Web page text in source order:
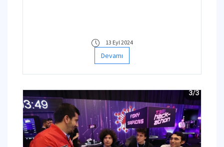
13 Eyl 2024
Devamı